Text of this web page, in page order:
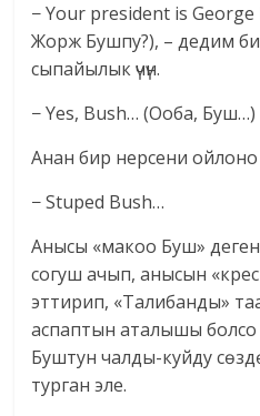
− Your president is
Жорж Бушпу?), – дедим
сыпайылык үчүн.
− Yes, Bush… (Ооба, Буш…)
Анан бир нерсени ойлоно
− Stuped Bush…
Анысы «макоо Буш»
согуш ачып, анысын
эттирип, «Талибанды»
аспаптын аталышы
Буштун чалды-куйду
турган эле.